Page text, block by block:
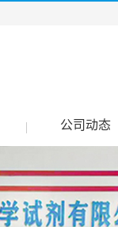
公司动态